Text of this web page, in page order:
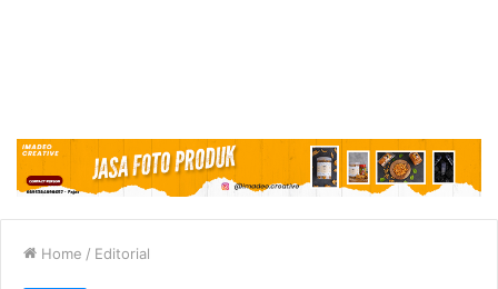
Home / Editorial